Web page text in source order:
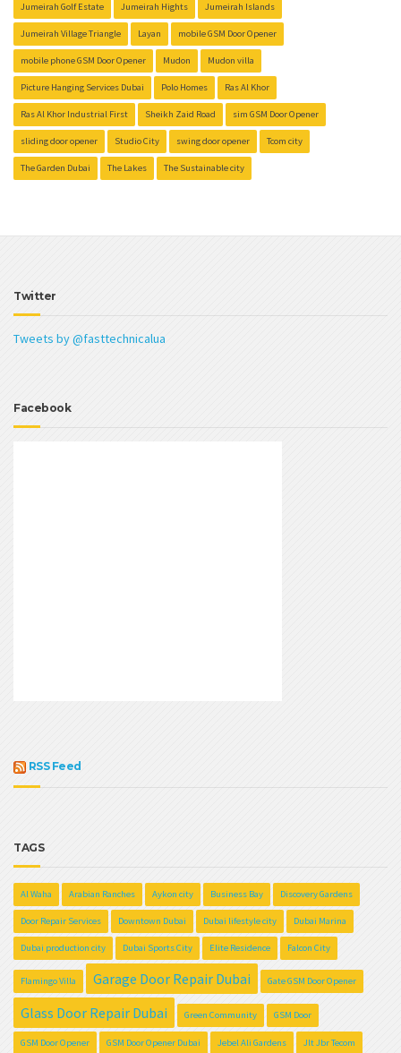
Jumeirah Golf Estate Jumeirah Hights Jumeirah Islands
Jumeirah Village Triangle Layan mobile GSM Door Opener
mobile phone GSM Door Opener Mudon Mudon villa
Picture Hanging Services Dubai Polo Homes Ras Al Khor
Ras Al Khor Industrial First Sheikh Zaid Road sim GSM Door Opener
sliding door opener Studio City swing door opener Tcom city
The Garden Dubai The Lakes The Sustainable city
Twitter
Tweets by @fasttechnicalua
Facebook
RSS Feed
TAGS
Al Waha Arabian Ranches Aykon city Business Bay Discovery Gardens
Door Repair Services Downtown Dubai Dubai lifestyle city Dubai Marina
Dubai production city Dubai Sports City Elite Residence Falcon City
Flamingo Villa Garage Door Repair Dubai Gate GSM Door Opener
Glass Door Repair Dubai Green Community GSM Door
GSM Door Opener GSM Door Opener Dubai Jebel Ali Gardens Jlt Jbr Tecom